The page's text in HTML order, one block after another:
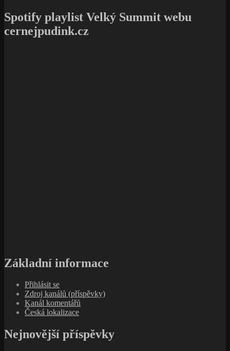
Spotify playlist Velký Summit webu
cernejpudink.cz
Základní informace
Přihlásit se
Zdroj kanálů (příspěvky)
Kanál komentářů
Česká lokalizace
Nejnovější příspěvky